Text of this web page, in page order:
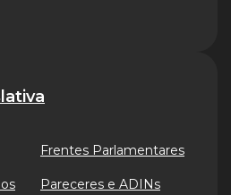
Frentes Parlamentares
Pareceres e ADINs